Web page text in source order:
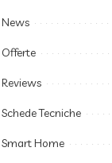
News
Offerte
Reviews
Schede Tecniche
Smart Home